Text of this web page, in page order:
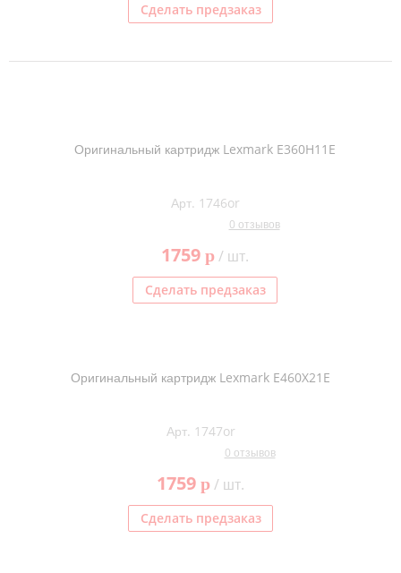
Сделать предзаказ
Оригинальный картридж Lexmark E360H11E
Арт. 1746or
0 отзывов
1759 p/ шт.
Сделать предзаказ
Оригинальный картридж Lexmark E460X21E
Арт. 1747or
0 отзывов
1759 p/ шт.
Сделать предзаказ